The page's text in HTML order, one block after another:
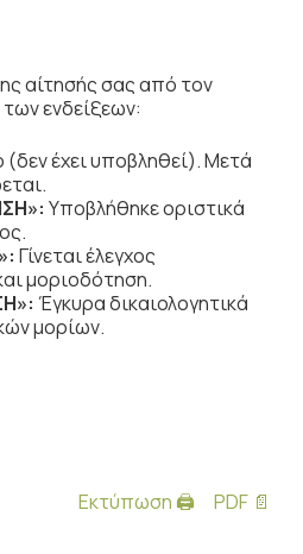
αίτησής σας από τον
ενδείξεων:
έχει υποβληθεί). Μετά
Υποβλήθηκε οριστικά
Γίνεται έλεγχος
μοριοδότηση.
Έγκυρα δικαιολογητικά
μορίων.
Εκτύπωση 🖨 PDF 📄